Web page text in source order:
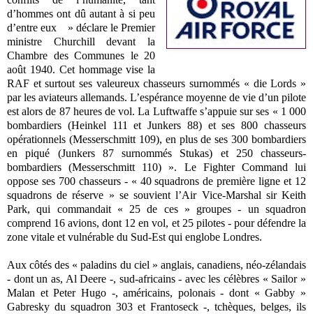
d’hommes ont dû autant à si peu
d’entre eux » déclare le Premier
ministre Churchill devant la
Chambre des Communes le 20
août 1940. Cet hommage vise la
RAF et surtout ses valeureux chasseurs surnommés « die Lords »
par les aviateurs allemands. L’espérance moyenne de vie d’un pilote
est alors de 87 heures de vol. La Luftwaffe s’appuie sur ses « 1 000
bombardiers (Heinkel 111 et Junkers 88) et ses 800 chasseurs
opérationnels (Messerschmitt 109), en plus de ses 300 bombardiers
en piqué (Junkers 87 surnommés Stukas) et 250 chasseurs-
bombardiers (Messerschmitt 110) ». Le Fighter Command lui
oppose ses 700 chasseurs - « 40 squadrons de première ligne et 12
squadrons de réserve » se souvient l’Air Vice-Marshal sir Keith
Park, qui commandait « 25 de ces » groupes - un squadron
comprend 16 avions, dont 12 en vol, et 25 pilotes - pour défendre la
zone vitale et vulnérable du Sud-Est qui englobe Londres.
Aux côtés des « paladins du ciel » anglais, canadiens, néo-zélandais
- dont un as, Al Deere -, sud-africains - avec les célèbres « Sailor »
Malan et Peter Hugo -, américains, polonais - dont « Gabby »
Gabresky du squadron 303 et Frantoseck -, tchèques, belges, ils